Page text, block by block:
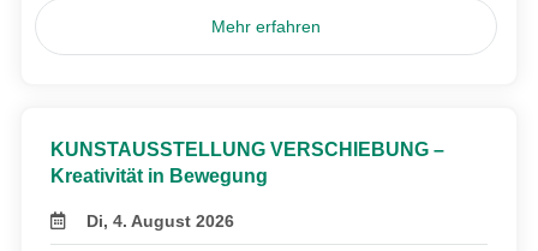
Mehr erfahren
KUNSTAUSSTELLUNG VERSCHIEBUNG –
Kreativität in Bewegung
Di, 4. August 2026